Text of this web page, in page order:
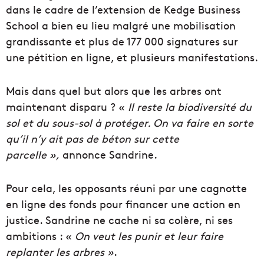
dans le cadre de l’extension de Kedge Business
School a bien eu lieu malgré une mobilisation
grandissante et plus de 177 000 signatures sur
une pétition en ligne, et plusieurs manifestations.
Mais dans quel but alors que les arbres ont
maintenant disparu ? « Il reste la biodiversité du
sol et du sous-sol à protéger. On va faire en sorte
qu’il n’y ait pas de béton sur cette
parcelle », annonce Sandrine.
Pour cela, les opposants réuni par une cagnotte
en ligne des fonds pour financer une action en
justice. Sandrine ne cache ni sa colère, ni ses
ambitions : « On veut les punir et leur faire
replanter les arbres ».